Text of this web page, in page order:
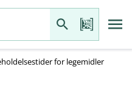
for legemidler